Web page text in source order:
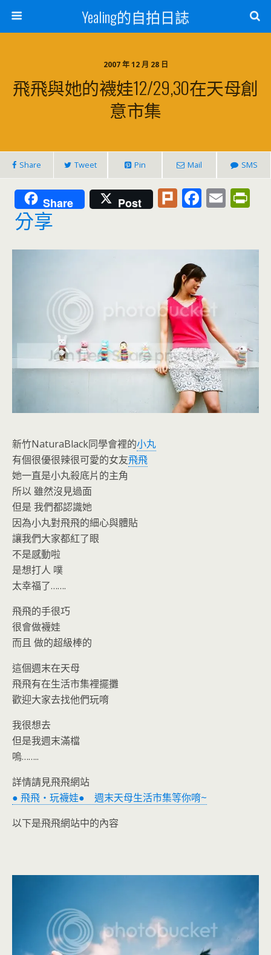
Yealing的自拍日誌
2007 年 12 月 28 日
飛飛與她的襪娃12/29,30在天母創
意市集
Share Tweet Pin Mail SMS
Share Post Pl F
b
o
o
k
E
l ri
n
dl
分享
新竹NaturaBlack同學會裡的小丸
有個很優很辣很可愛的女友飛飛
她一直是小丸殺底片的主角
所以 雖然沒見過面
但是 我們都認識她
因為小丸對飛飛的細心與體貼
讓我們大家都紅了眼
不是感動啦
是想打人 噗
太幸福了…….
飛飛的手很巧
很會做襪娃
而且 做的超級棒的
這個週末在天母
飛飛有在生活市集裡擺攤
歡迎大家去找他們玩唷
我很想去
但是我週末滿檔
嗚……..
詳情請見飛飛網站
● 飛飛‧玩襪娃● 週末天母生活市集等你唷~
以下是飛飛網站中的內容